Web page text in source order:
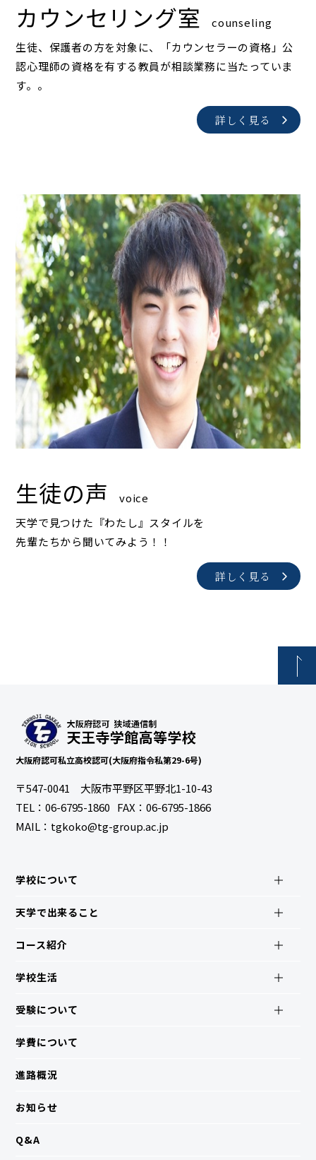
カウンセリング室
counseling
生徒、保護者の方を対象に、「カウンセラーの資格」公
認心理師の資格を有する教員が相談業務に当たっていま
す。。
詳しく見る
生徒の声
voice
天学で見つけた『わたし』スタイルを
先輩たちから聞いてみよう！！
詳しく見る
大阪府認可私立高校認可(大阪府指令私第29-6号)
〒547-0041 大阪市平野区平野北1-10-43
TEL：06-6795-1860 FAX：06-6795-1866
MAIL：tgkoko@tg-group.ac.jp
学校について
天学で出来ること
コース紹介
学校生活
受験について
学費について
進路概況
お知らせ
Q&A